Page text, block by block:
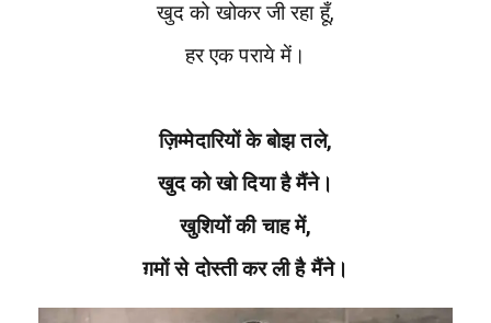
खुद को खोकर जी रहा हूँ,
हर एक पराये में।
ज़िम्मेदारियों के बोझ तले,
खुद को खो दिया है मैंने।
खुशियों की चाह में,
ग़मों से दोस्ती कर ली है मैंने।